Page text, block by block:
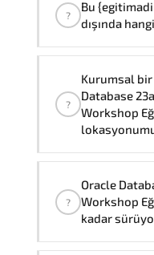
Workshop
sürmektedir,
isterseniz,
5olacaktır.
?
Bu
dışında
Workshop
yanısıra,
İspanyolca
?
Kurumsal
Database
Workshop
yerindeve
?
Oracle
Workshop
kadar